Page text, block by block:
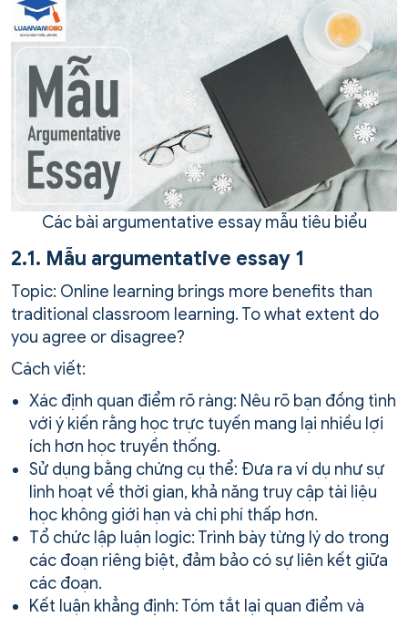
Các bài argumentative essay mẫu tiêu biểu
2.1. Mẫu argumentative essay 1
Topic: Online learning brings more benefits than
traditional classroom learning. To what extent do
you agree or disagree?
Cách viết:
Xác định quan điểm rõ ràng: Nêu rõ bạn đồng tình
với ý kiến rằng học trực tuyến mang lại nhiều lợi
ích hơn học truyền thống.
Sử dụng bằng chứng cụ thể: Đưa ra ví dụ như sự
linh hoạt về thời gian, khả năng truy cập tài liệu
học không giới hạn và chi phí thấp hơn.
Tổ chức lập luận logic: Trình bày từng lý do trong
các đoạn riêng biệt, đảm bảo có sự liên kết giữa
các đoạn.
Kết luận khẳng định: Tóm tắt lại quan điểm và